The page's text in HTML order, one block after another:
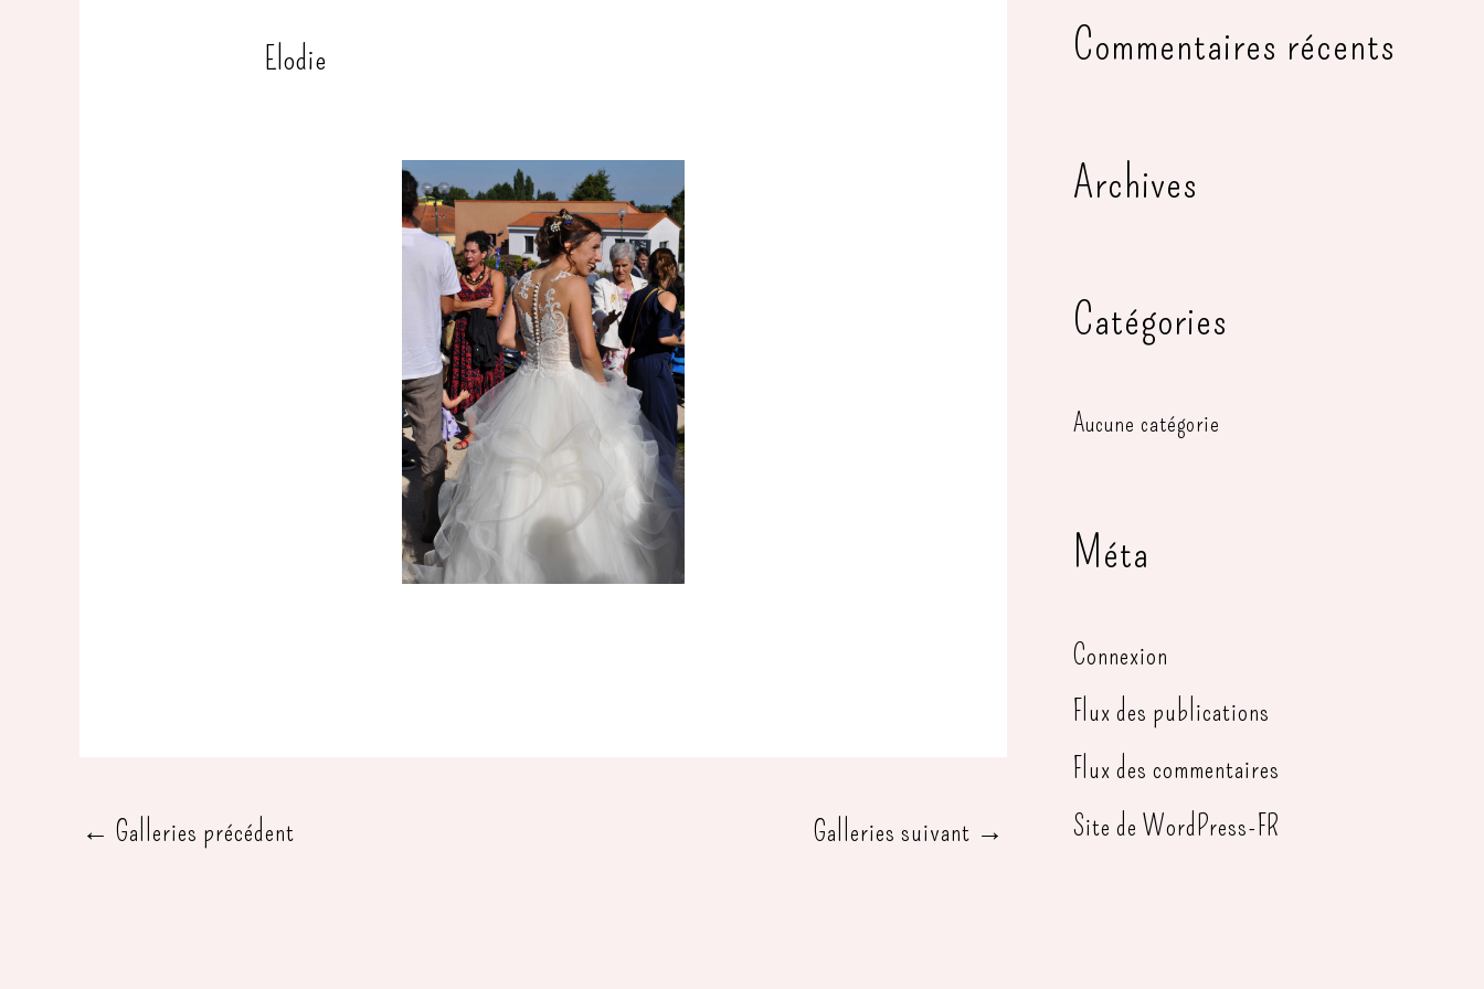
Elodie
← Galleries précédent Galleries suivant →
c
r
e
Commentaires récents
Archives
Catégories
Aucune catégorie
Méta
Connexion
Flux des publications
Flux des commentaires
Site de WordPress-FR